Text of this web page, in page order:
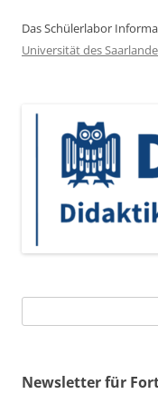
Das Schülerlabor
Universität des
nach:
Newsletter für